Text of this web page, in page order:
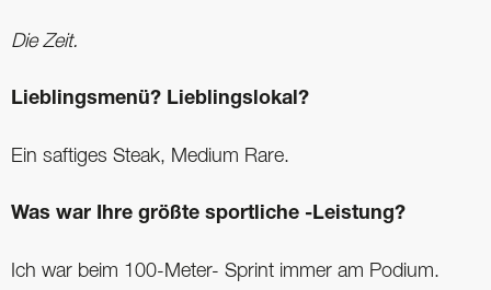
Die Zeit.
Lieblingsmenü? Lieblingslokal?
Ein saftiges Steak, Medium Rare.
Was war Ihre größte sportliche -Leistung?
Ich war beim 100-Meter- Sprint immer am Podium.